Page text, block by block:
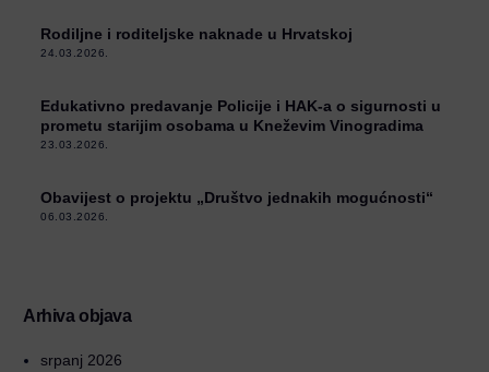
Rodiljne i roditeljske naknade u Hrvatskoj
24.03.2026.
Edukativno predavanje Policije i HAK-a o sigurnosti u
prometu starijim osobama u Kneževim Vinogradima
23.03.2026.
Obavijest o projektu „Društvo jednakih mogućnosti“
06.03.2026.
Arhiva objava
srpanj 2026